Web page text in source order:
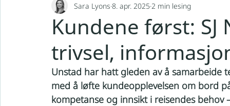
Kundene først:
trivsel,
Sara Lyons 8. apr. 2025 2 min lesing
Unstad har hatt gleden av å samarbeide
med å løfte kundeopplevelsen om bord
kompetanse og innsikt i reisendes